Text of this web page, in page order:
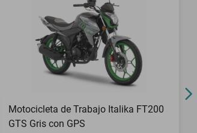
Motocicleta de Trabajo Italika FT200
GTS Gris con GPS